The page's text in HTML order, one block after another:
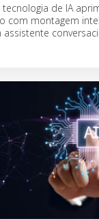
de IA
com montagem